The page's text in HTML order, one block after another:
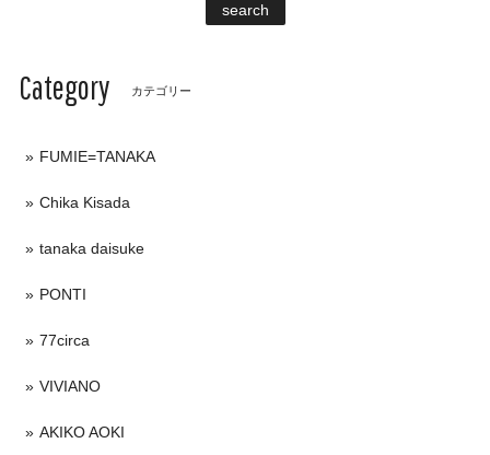
search
Category カテゴリー
FUMIE=TANAKA
Chika Kisada
tanaka daisuke
PONTI
77circa
VIVIANO
AKIKO AOKI